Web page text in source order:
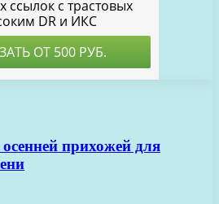
прихожей для